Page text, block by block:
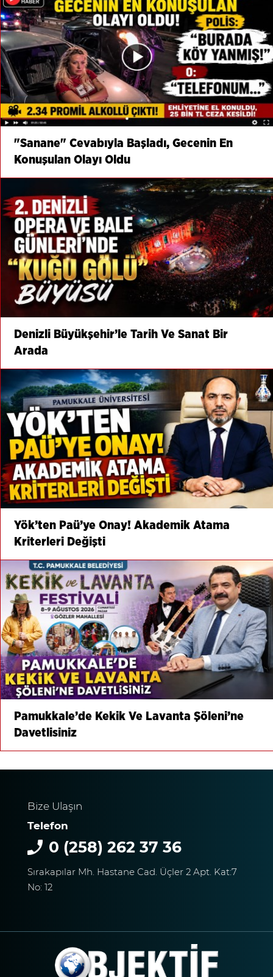
"Sanane" Cevabıyla Başladı, Gecenin En
Konuşulan Olayı Oldu
Denizli Büyükşehir’le Tarih Ve Sanat Bir
Arada
Yök’ten Paü’ye Onay! Akademik Atama
Kriterleri Değişti
Pamukkale’de Kekik Ve Lavanta Şöleni’ne
Davetlisiniz
Bize Ulaşın
Telefon
0 (258) 262 37 36
Sırakapılar Mh. Hastane Cad. Üçler 2 Apt. Kat:7
No: 12